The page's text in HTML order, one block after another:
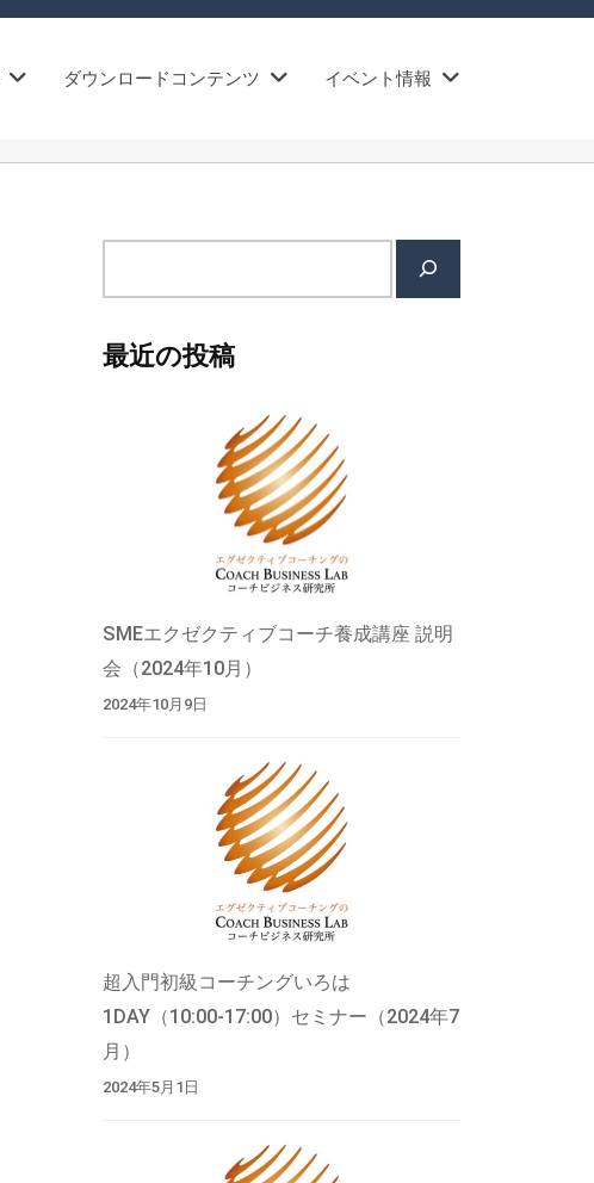
ダウンロードコンテンツ イベント情報
索
最近の投稿
SMEエクゼクティブコーチ養成講座 説明
会（2024年10月）
2024年10月9日
超入門初級コーチングいろは
1DAY（10:00-17:00）セミナー（2024年7
月）
2024年5月1日